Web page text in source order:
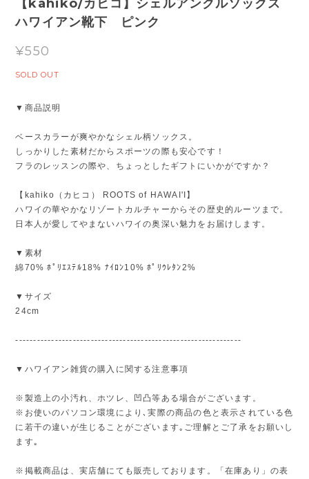
【kahiko/カヒコ】シェルアンクルソックス
ハワイアン靴下 ピンク
¥550
SOLD OUT
▼商品説明
ベースカラーが爽やかなシェル柄ソックス。
しっかりした素材だからスポーツの際も安心です！
フラのレッスンの際や、ちょっとしたギフトにいかがですか？
【kahiko（カヒコ） ROOTS of HAWAI'I】
ハワイの華やかなリゾートカルチャーからその歴史的ルーツまで。
日本人が愛してやまないハワイの奥深い魅力をお届けします。
▼素材
綿70% ﾎﾟﾘｴｽﾃﾙ18% ﾅｲﾛﾝ10% ﾎﾟﾘｳﾚﾀﾝ2%
▼サイズ
24cm
---------------------------------------------------------------
▼ハワイアン雑貨の購入に関する注意事項
※製造上の小汚れ、ホツレ、凹凸等ある場合がございます。
※お使いのパソコン環境により､実際の商品の色と表示されている色
に若干の違いが生じることがございます｡ご理解とご了承をお願いし
ます｡
※掲載商品は、実店舗にても販売しております。「在庫あり」の表